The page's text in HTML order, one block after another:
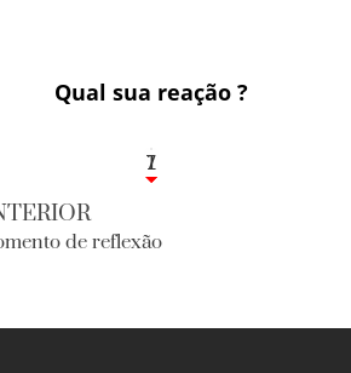
Qual sua reação ?
1
7
de reflexão